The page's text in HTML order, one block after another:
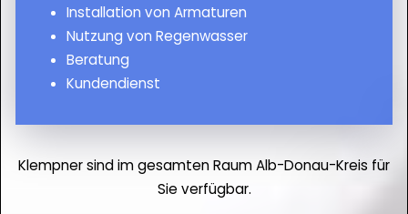
Installation von Armaturen
Nutzung von Regenwasser
Beratung
Kundendienst
Klempner sind im gesamten Raum Alb-Donau-Kreis für
Sie verfügbar.